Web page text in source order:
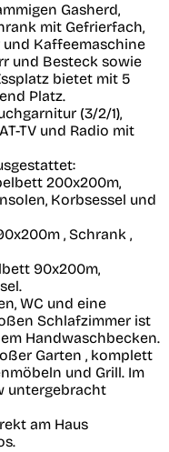
Gasherd,
mit Gefrierfach,
Kaffeemaschine
und Besteck sowie
bietet mit 5
Platz.
(3/2/1),
TV und Radio mit
200x200m,
Korbsessel und
, Schrank ,
90x200m,
WC und eine
Schlafzimmer ist
Handwaschbecken.
Garten , komplett
und Grill. Im
untergebracht
am Haus